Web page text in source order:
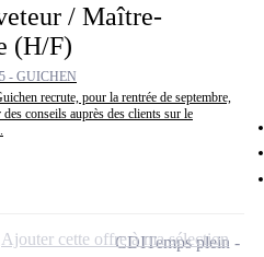
/ Maître-
(H/F)
- GUICHEN
recrute, pour la rentrée de septembre,
conseils auprès des clients sur le
CDITemps plein
Ajouter cette offre à ma sélection